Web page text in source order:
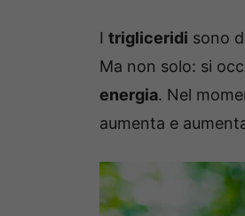
I trigliceridi sono
Ma non solo: si
energia. Nel
aumenta e